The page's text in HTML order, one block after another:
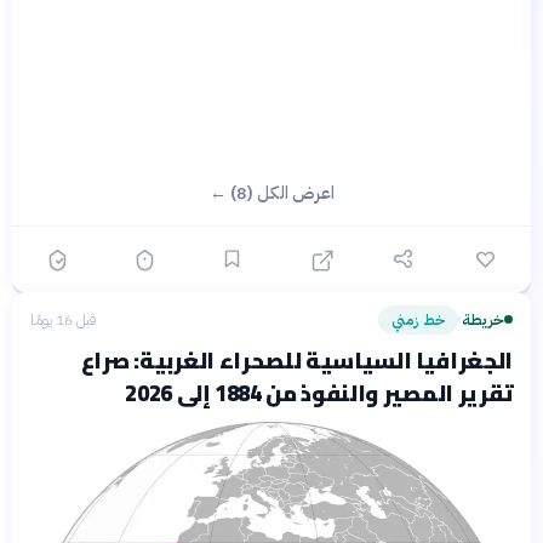
اعرض الكل (8) ←
خريطة› خط زمني قبل 16 يومًا
الجغرافيا السياسية للصحراء الغربية: صراع
تقرير المصير والنفوذ من 1884 إلى 2026